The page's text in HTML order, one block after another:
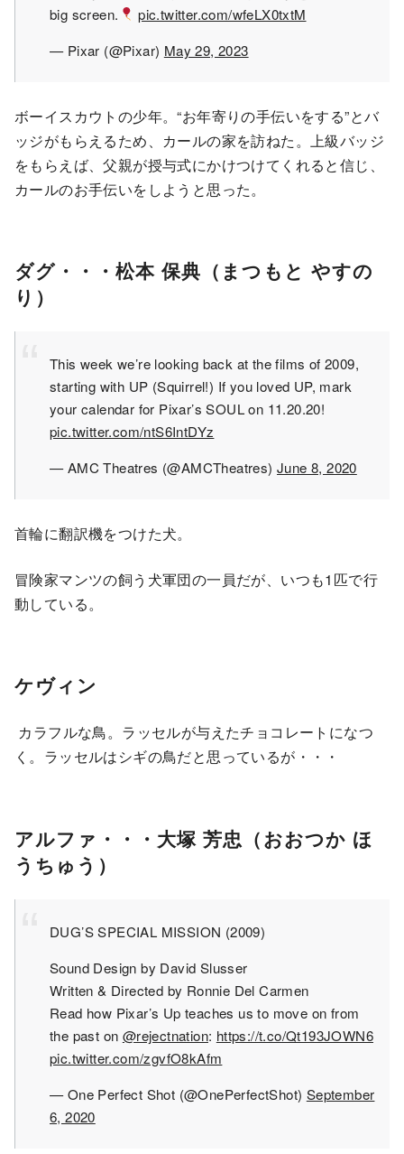
big screen.
pic.twitter.com/wfeLX0txtM
— Pixar (@Pixar) May 29, 2023
ボーイスカウトの少年。“お年寄りの手伝いをする”とバ
ッジがもらえるため、カールの家を訪ねた。上級バッジ
をもらえば、父親が授与式にかけつけてくれると信じ、
カールのお手伝いをしようと思った。
ダグ・・・松本 保典（まつもと やすの
り）
This week we’re looking back at the films of 2009,
starting with UP (Squirrel!) If you loved UP, mark
your calendar for Pixar’s SOUL on 11.20.20!
pic.twitter.com/ntS6IntDYz
— AMC Theatres (@AMCTheatres) June 8, 2020
首輪に翻訳機をつけた犬。
冒険家マンツの飼う犬軍団の一員だが、いつも1匹で行
動している。
ケヴィン
カラフルな鳥。ラッセルが与えたチョコレートになつ
く。ラッセルはシギの鳥だと思っているが・・・
アルファ・・・大塚 芳忠（おおつか ほ
うちゅう）
DUG’S SPECIAL MISSION (2009)
Sound Design by David Slusser
Written & Directed by Ronnie Del Carmen
Read how Pixar’s Up teaches us to move on from
the past on @rejectnation: https://t.co/Qt193JOWN6
pic.twitter.com/zgvfO8kAfm
— One Perfect Shot (@OnePerfectShot) September
6, 2020